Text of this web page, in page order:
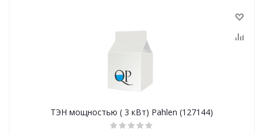
ТЭН мощностью ( 3 кВт) Pahlen (127144)